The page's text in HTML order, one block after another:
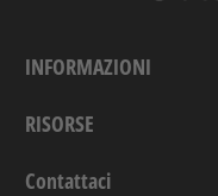
INFORMAZIONI
RISORSE
Contattaci